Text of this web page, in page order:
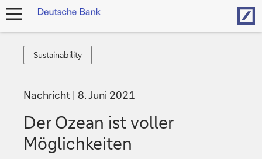
Navigation
Sustainability
Sustainability
Nachricht 8. Juni 2021
Der Ozean ist voller
Möglichkeiten